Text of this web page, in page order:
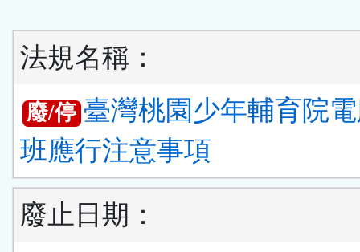
法規名稱：
廢/停 臺灣桃園少年輔育院
班應行注意事項
廢止日期：